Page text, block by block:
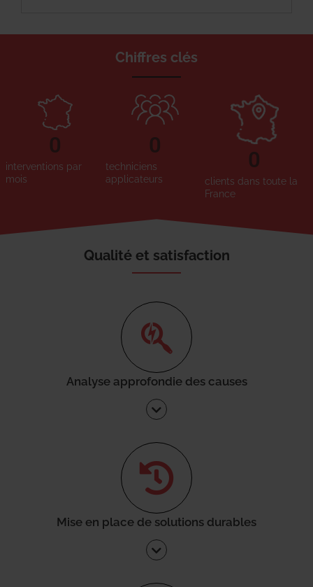
Chiffres clés
interventions par
mois
0
techniciens
applicateurs
0
clients dans toute la
France
0
Qualité et satisfaction
Analyse approfondie des causes
Mise en place de solutions durables